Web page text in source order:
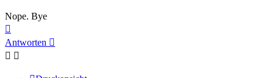
Nope. Bye
oben
Antworten